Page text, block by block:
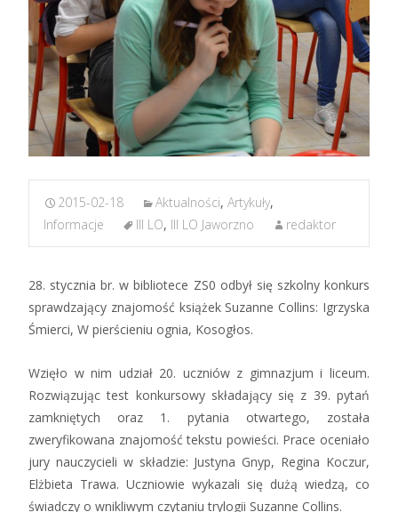
2015-02-18 Aktualności, Artykuły,
Informacje
III LO, III LO Jaworzno redaktor
28. stycznia br. w bibliotece ZS0 odbył się szkolny konkurs
sprawdzający znajomość książek Suzanne Collins: Igrzyska
Śmierci, W pierścieniu ognia, Kosogłos.
Wzięło w nim udział 20. uczniów z gimnazjum i liceum.
Rozwiązując test konkursowy składający się z 39. pytań
zamkniętych oraz 1. pytania otwartego, została
zweryfikowana znajomość tekstu powieści. Prace oceniało
jury nauczycieli w składzie: Justyna Gnyp, Regina Koczur,
Elżbieta Trawa. Uczniowie wykazali się dużą wiedzą, co
świadczy o wnikliwym czytaniu trylogii Suzanne Collins.